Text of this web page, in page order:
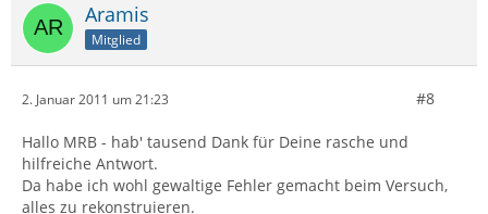
Aramis
Mitglied
2. Januar 2011 um 21:23 #8
Hallo MRB - hab' tausend Dank für Deine rasche und
hilfreiche Antwort.
Da habe ich wohl gewaltige Fehler gemacht beim Versuch,
alles zu rekonstruieren.